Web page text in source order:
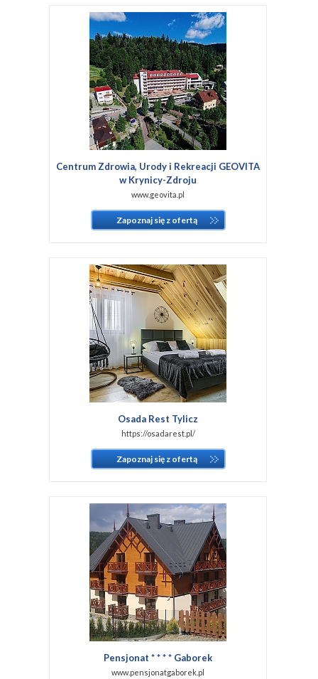
Centrum Zdrowia, Urody i Rekreacji GEOVITA
w Krynicy-Zdroju
www.geovita.pl
Zapoznaj się z ofertą
Osada Rest Tylicz
https://osadarest.pl/
Zapoznaj się z ofertą
Pensjonat * * * * Gaborek
www.pensjonatgaborek.pl